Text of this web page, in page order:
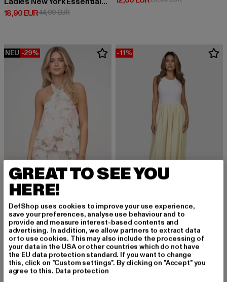
18,90 EUR
Derzeitiger Preis: 18,90 EUR
44,99 EURAktionspreis: 44,99 EUR
NEU -29%
CLOUD5IVE
Chiffon Dress
24,84 EUR
Derzeitiger Preis: 24,84 EUR
34,99 EURAktionspreis: 34,99 EUR
-11%
ESTELOU
Sleevless
62,29 EUR
Derzeitiger Preis: 62,29 EUR
69,99 EUR
-11% -43%
GREAT TO SEE YOU
HERE!
DefShop uses cookies to improve your use experience,
save your preferences, analyse use behaviour and to
provide and measure interest-based contents and
advertising. In addition, we allow partners to extract data
or to use cookies. This may also include the processing of
your data in the USA or other countries which do not have
the EU data protection standard. If you want to change
this, click on "Custom settings". By clicking on "Accept" you
agree to this. Data protection